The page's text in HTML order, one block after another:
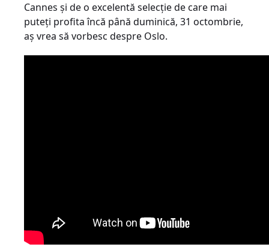
Cannes și de o excelentă selecție de care mai
puteți profita încă până duminică, 31 octombrie,
aș vrea să vorbesc despre Oslo.